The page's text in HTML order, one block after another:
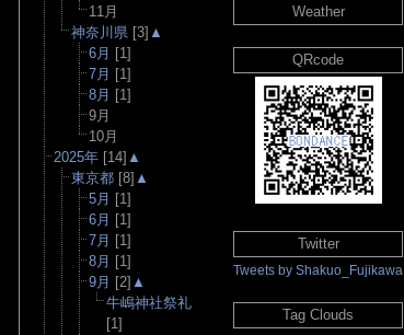
11月
神奈川県 [3] ▲
6月 [1]
7月 [1]
8月 [1]
9月
10月
2025年 [14] ▲
東京都 [8] ▲
5月 [1]
6月 [1]
7月 [1]
8月 [1]
9月 [2] ▲
牛嶋神社祭礼
[1]
Weather
QRcode
Twitter
Tweets by Shakuo_Fujikawa
Tag Clouds